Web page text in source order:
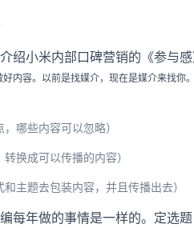
绍小米内部口碑营销的《参与感
内容。以前是找媒介，现在是媒介来找你
哪些内容可以忽略）
换成可以传播的内容）
主题去包装内容，并且传播出去）
每年做的事情是一样的。定选